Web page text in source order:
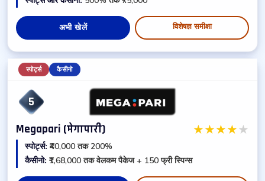
अभी खेलें विशेषज्ञ समीक्षा
स्पोर्ट्स कैसीनो
5
Megapari (मेगापारी) ★★★★★
स्पोर्ट्स: ₹40,000 तक 200%
कैसीनो: ₹1,68,000 तक वेलकम पैकेज + 150 फ्री स्पिन्स